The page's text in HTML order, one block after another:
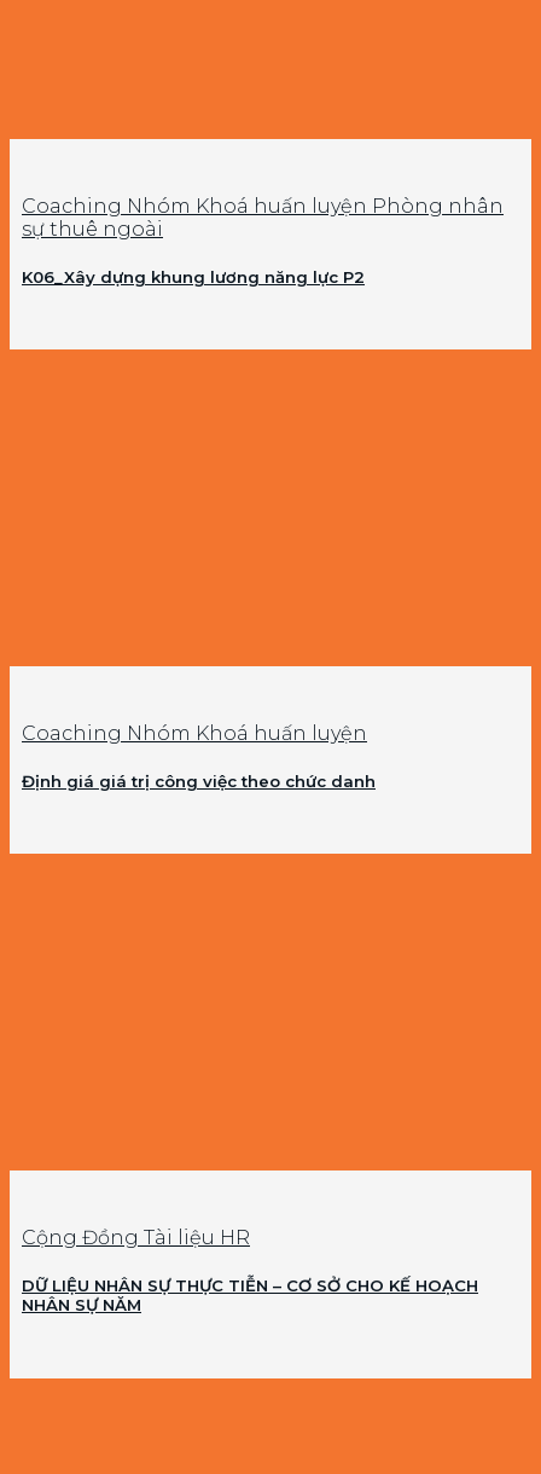
Coaching Nhóm Khoá huấn luyện Phòng nhân
sự thuê ngoài
K06_Xây dựng khung lương năng lực P2
Coaching Nhóm Khoá huấn luyện
Định giá giá trị công việc theo chức danh
Cộng Đồng Tài liệu HR
DỮ LIỆU NHÂN SỰ THỰC TIỄN – CƠ SỞ CHO KẾ HOẠCH
NHÂN SỰ NĂM